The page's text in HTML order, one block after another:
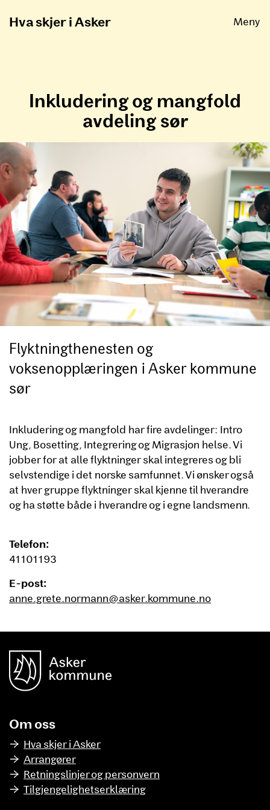
Hva skjer i Asker Meny
Inkludering og mangfold
avdeling sør
Flyktningthenesten og
voksenopplæringen i Asker kommune
sør
Inkludering og mangfold har fire avdelinger: Intro
Ung, Bosetting, Integrering og Migrasjon helse. Vi
jobber for at alle flyktninger skal integreres og bli
selvstendige i det norske samfunnet. Vi ønsker også
at hver gruppe flyktninger skal kjenne til hverandre
og ha støtte både i hverandre og i egne landsmenn.
Telefon:
41101193
E-post:
anne.grete.normann@asker.kommune.no
Om oss
Hva skjer i Asker
Arrangører
Retningslinjer og personvern
Tilgjengelighetserklæring